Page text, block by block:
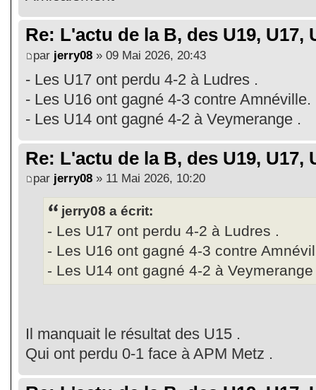
Re: L'actu de la B, des U19, U17,
par jerry08 » 09 Mai 2026, 20:43
- Les U17 ont perdu 4-2 à Ludres .
- Les U16 ont gagné 4-3 contre Amnéville.
- Les U14 ont gagné 4-2 à Veymerange .
Re: L'actu de la B, des U19, U17,
par jerry08 » 11 Mai 2026, 10:20
jerry08 a écrit:
- Les U17 ont perdu 4-2 à Ludres .
- Les U16 ont gagné 4-3 contre
- Les U14 ont gagné 4-2 à
Il manquait le résultat des U15 .
Qui ont perdu 0-1 face à APM Metz .